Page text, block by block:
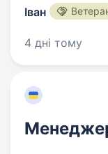
Іван
4 дні тому